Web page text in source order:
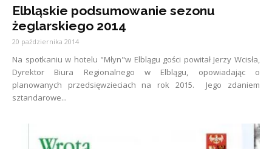
Elbląskie podsumowanie sezonu
żeglarskiego 2014
20 października 2014
Na spotkaniu w hotelu "Młyn"w Elblągu gości powitał Jerzy Wcisła,
Dyrektor Biura Regionalnego w Elblągu, opowiadając o
planowanych przedsięwzieciach na rok 2015. Jego zdaniem
sztandarowe...